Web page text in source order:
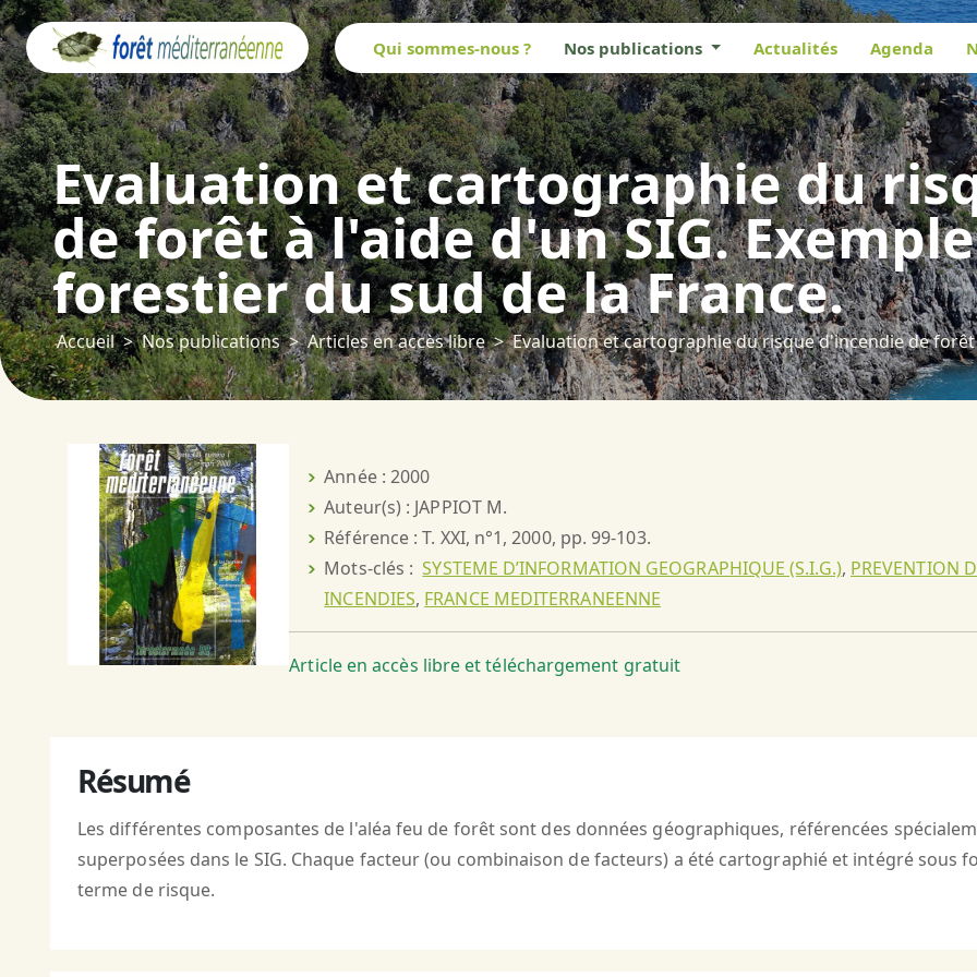
Qui sommes-nous ? Nos publications Actualités Agenda
Evaluation et cartographie du
de forêt à l'aide d'un SIG.
forestier du sud de la France.
Accueil Nos publications Articles en accès libre
Année : 2000
Auteur(s) : JAPPIOT M.
Référence : T. XXI, n°1, 2000, pp. 99-103.
Mots-clés :SYSTEME D’INFORMATION GEOGRAPHIQUE (S.I.G.), PREVENTION
INCENDIES, FRANCE MEDITERRANEENNE
Article en accès libre et téléchargement gratuit
Résumé
Les différentes composantes de l'aléa feu de forêt sont des données géographiques, référencées
superposées dans le SIG. Chaque facteur (ou combinaison de facteurs) a été cartographié et intégré sous
terme de risque.
Panneau de gestion des cookies